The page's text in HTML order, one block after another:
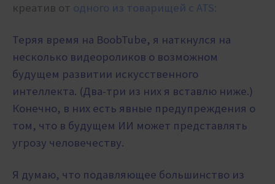
креатив от одного из товарищей с ATS:
Теряя время на BoobTube, я наткнулся на
несколько видеороликов о возможном
будущем развитии искусственного
интеллекта. (Два-три из них я вставлю ниже.)
Конечно, в них есть явные предупреждения о
том, что в будущем ИИ может представлять
угрозу человечеству.
Я думаю, что подавляющее большинство из